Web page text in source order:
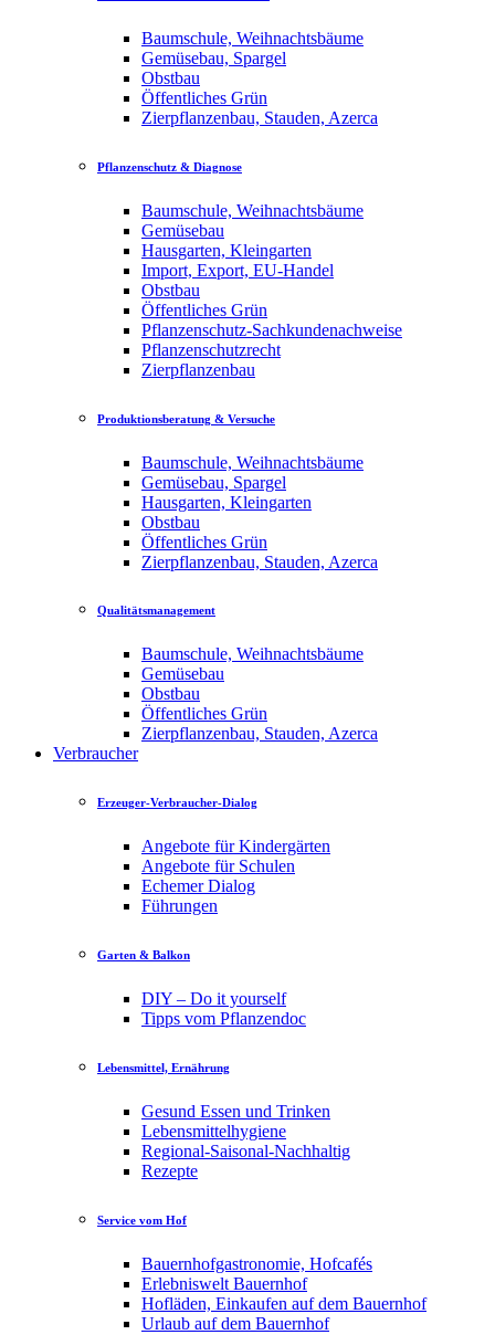
Baumschule, Weihnachtsbäume
Gemüsebau, Spargel
Obstbau
Öffentliches Grün
Zierpflanzenbau, Stauden, Azerca
Pflanzenschutz & Diagnose
Baumschule, Weihnachtsbäume
Gemüsebau
Hausgarten, Kleingarten
Import, Export, EU-Handel
Obstbau
Öffentliches Grün
Pflanzenschutz-Sachkundenachweise
Pflanzenschutzrecht
Zierpflanzenbau
Produktionsberatung & Versuche
Baumschule, Weihnachtsbäume
Gemüsebau, Spargel
Hausgarten, Kleingarten
Obstbau
Öffentliches Grün
Zierpflanzenbau, Stauden, Azerca
Qualitätsmanagement
Baumschule, Weihnachtsbäume
Gemüsebau
Obstbau
Öffentliches Grün
Zierpflanzenbau, Stauden, Azerca
Verbraucher
Erzeuger-Verbraucher-Dialog
Angebote für Kindergärten
Angebote für Schulen
Echemer Dialog
Führungen
Garten & Balkon
DIY – Do it yourself
Tipps vom Pflanzendoc
Lebensmittel, Ernährung
Gesund Essen und Trinken
Lebensmittelhygiene
Regional-Saisonal-Nachhaltig
Rezepte
Service vom Hof
Bauernhofgastronomie, Hofcafés
Erlebniswelt Bauernhof
Hofläden, Einkaufen auf dem Bauernhof
Urlaub auf dem Bauernhof